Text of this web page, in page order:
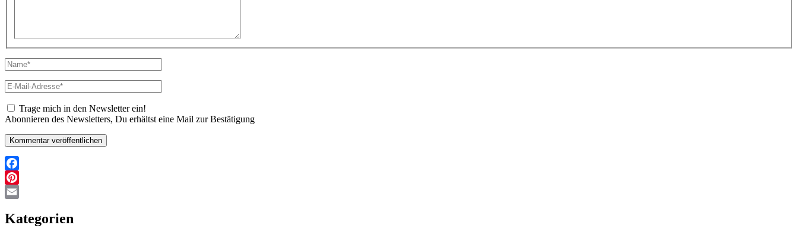
Name*
E-
Mail-
Adresse*
Trage mich in den Newsletter ein!
Abonnieren des Newsletters, Du erhältst eine Mail zur Bestätigung
Facebook
Pinterest
Kategorien